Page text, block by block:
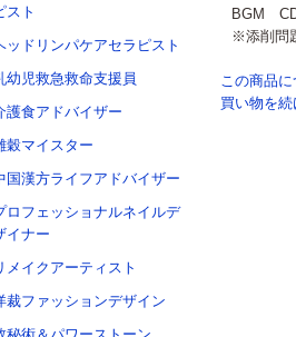
スト
ッドリンパケアセラピスト
幼児救急救命支援員
護食アドバイザー
穀マイスター
国漢方ライフアドバイザー
ロフェッショナルネイルデ
イナー
メイクアーティスト
裁ファッションデザイン
BGM
※添削問
この商品
買い物を続